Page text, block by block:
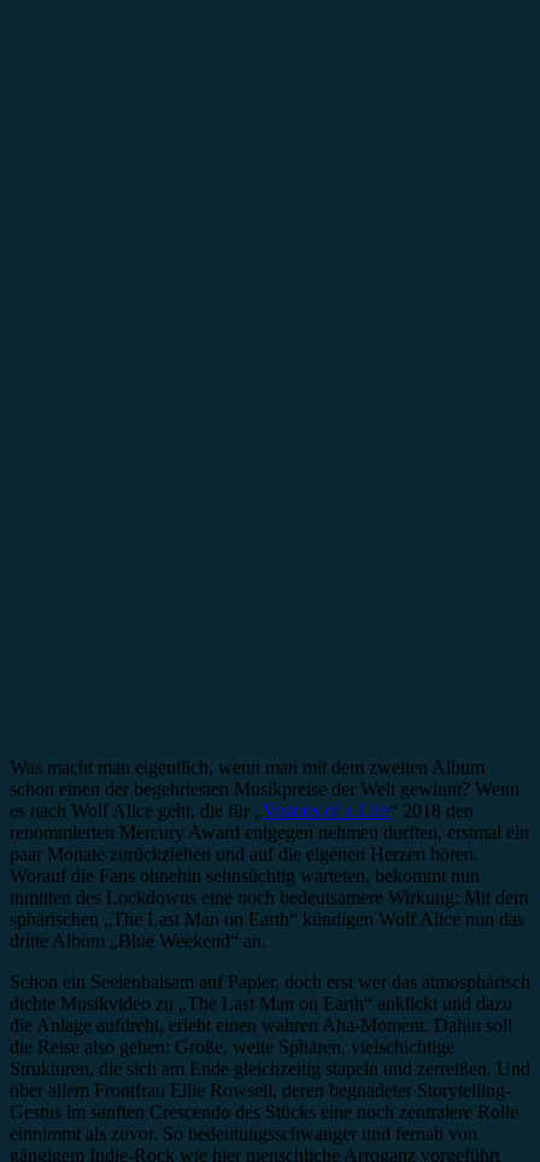
Was macht man eigentlich, wenn man mit dem zweiten Album
schon einen der begehrtesten Musikpreise der Welt gewinnt? Wenn
es nach Wolf Alice geht, die für „Visions of a Life“ 2018 den
renommierten Mercury Award entgegen nehmen durften, erstmal ein
paar Monate zurückziehen und auf die eigenen Herzen hören.
Worauf die Fans ohnehin sehnsüchtig warteten, bekommt nun
inmitten des Lockdowns eine noch bedeutsamere Wirkung: Mit dem
sphärischen „The Last Man on Earth“ kündigen Wolf Alice nun das
dritte Album „Blue Weekend“ an.
Schon ein Seelenbalsam auf Papier, doch erst wer das atmosphärisch
dichte Musikvideo zu „The Last Man on Earth“ anklickt und dazu
die Anlage aufdreht, erlebt einen wahren Aha-Moment. Dahin soll
die Reise also gehen: Große, weite Sphären, vielschichtige
Strukturen, die sich am Ende gleichzeitig stapeln und zerreißen. Und
über allem Frontfrau Ellie Rowsell, deren begnadeter Storytelling-
Gestus im sanften Crescendo des Stücks eine noch zentralere Rolle
einnimmt als zuvor. So bedeutungsschwanger und fernab von
gängigem Indie-Rock wie hier menschliche Arroganz vorgeführt